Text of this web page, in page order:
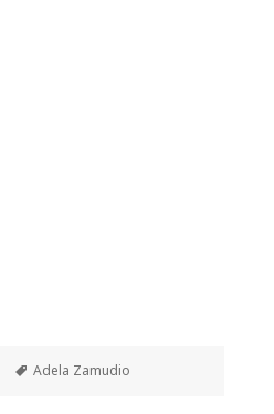
Etiquetas
Adela Zamudio